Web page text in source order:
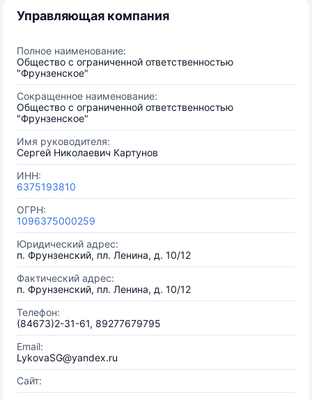
Управляющая компания
Полное наименование:
Общество с ограниченной ответственностью
"Фрунзенское"
Сокращенное наименование:
Общество с ограниченной ответственностью
"Фрунзенское"
Имя руководителя:
Сергей Николаевич Картунов
ИНН:
6375193810
ОГРН:
1096375000259
Юридический адрес:
п. Фрунзенский, пл. Ленина, д. 10/12
Фактический адрес:
п. Фрунзенский, пл. Ленина, д. 10/12
Телефон:
(84673)2-31-61, 89277679795
Email:
LykovaSG@yandex.ru
Сайт: